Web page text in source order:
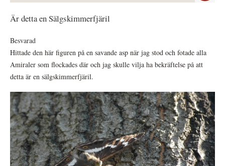
Är detta en Sälgskimmerfjäril
Besvarad
Hittade den här figuren på en savande asp när jag stod och fotade alla
Amiraler som flockades där och jag skulle vilja ha bekräftelse på att
detta är en sälgskimmerfjäril.